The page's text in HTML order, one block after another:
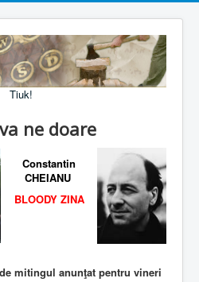
Tiuk!
ne doare
Constantin
CHEIANU
BLOODY ZINA
mitingul anunţat pentru vineri